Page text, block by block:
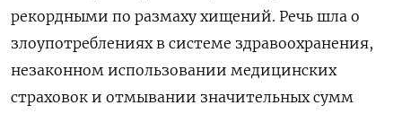
рекордными по размаху хищений. Речь шла о
злоупотреблениях в системе здравоохранения,
незаконном использовании медицинских
страховок и отмывании значительных сумм